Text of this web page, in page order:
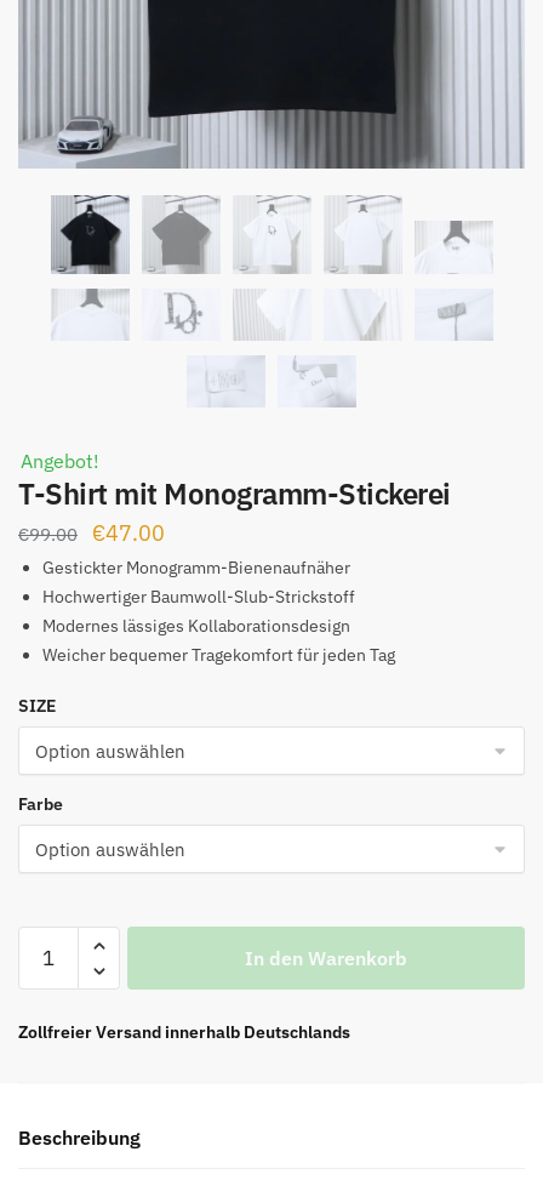
Angebot!
T-Shirt mit Monogramm-Stickerei
€99.00
Ursprünglicher
Preis
war:
€99.00
€47.00
Preis
ist:
€47.00.
Gestickter Monogramm-Bienenaufnäher
Hochwertiger Baumwoll-Slub-Strickstoff
Modernes lässiges Kollaborationsdesign
Weicher bequemer Tragekomfort für jeden Tag
SIZE
Farbe
Shirt
Monogramm-
In den Warenkorb
Zollfreier Versand innerhalb Deutschlands
Beschreibung